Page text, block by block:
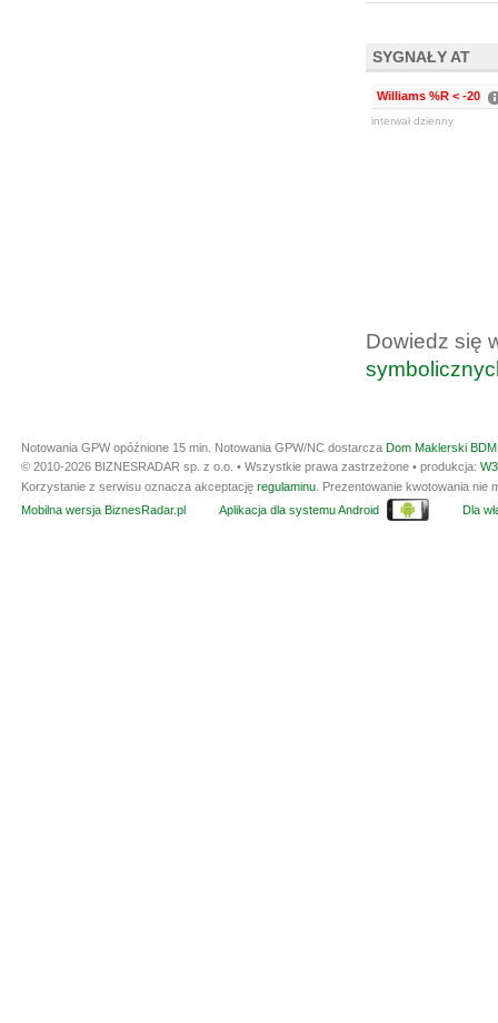
SYGNAŁY AT
Williams %R < -20
interwał dzienny
Dowiedz się
Notowania GPW opóźnione 15 min. Notowania GPW/NC dostarcza Dom Maklerski
© 2010-2026 BIZNESRADAR sp. z o.o. • Wszystkie prawa zastrzeżone • produkcja:
Korzystanie z serwisu oznacza akceptację regulaminu . Prezentowanie kwotowania
Mobilna wersja BiznesRadar.pl
Aplikacja dla systemu Android Dla